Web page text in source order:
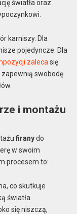
światła oraz
karniszy. Dla
pojedyncze. Dla
zaleca się
swobodę
i montażu
firanydo
w swoim
procesem to:
co skutkuje
światła.
się niszczą,